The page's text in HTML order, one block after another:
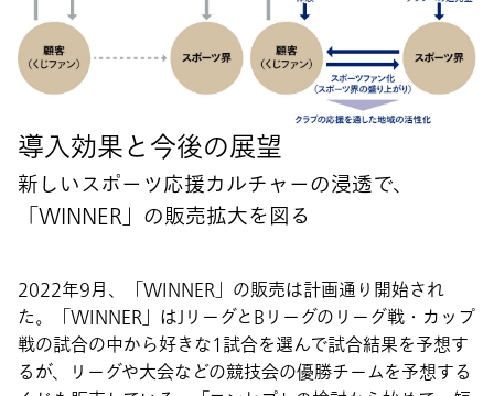
導入効果と今後の展望
新しいスポーツ応援カルチャーの浸透で、
「WINNER」の販売拡大を図る
2022年9月、「WINNER」の販売は計画通り開始され
た。「WINNER」はJリーグとBリーグのリーグ戦・カップ
戦の試合の中から好きな1試合を選んで試合結果を予想す
るが、リーグや大会などの競技会の優勝チームを予想する